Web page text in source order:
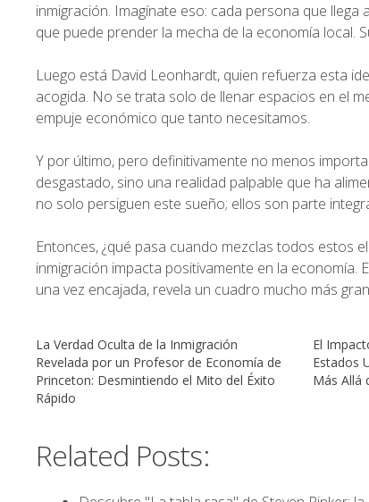
inmigración. Imagínate eso: cada persona que
que puede prender la mecha de la economía local.
Luego está David Leonhardt, quien refuerza esta
acogida. No se trata solo de llenar espacios en el
empuje económico que tanto necesitamos.
Y por último, pero definitivamente no menos
desgastado, sino una realidad palpable que ha
no solo persiguen este sueño; ellos son parte
Entonces, ¿qué pasa cuando mezclas todos estos
inmigración impacta positivamente en la
una vez encajada, revela un cuadro mucho más
La Verdad Oculta de la Inmigración
Revelada por un Profesor de Economía de
Princeton: Desmintiendo el Mito del Éxito
Rápido
El
Estados
Más Allá
Related Posts: